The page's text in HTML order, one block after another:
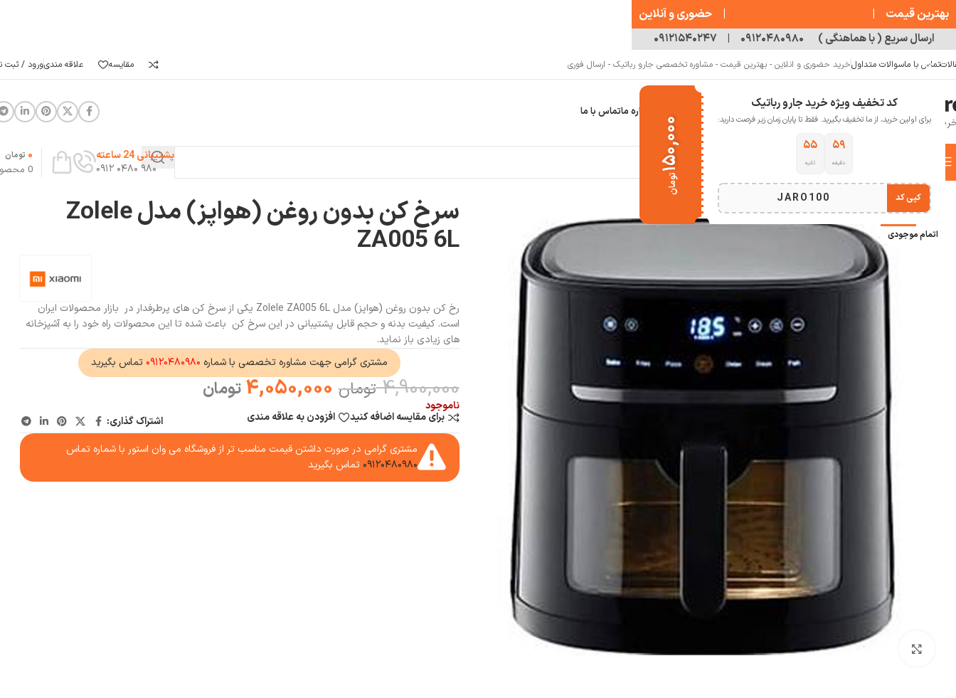
کد تخفیف ویژه خرید جارو رباتیک
برای اولین خرید، از ما تخفیف بگیرید. فقط تا پایان زمان زیر فرصت دارید:
۵۹
دقیقه
۵۴
ثانیه
JARO100 کپی کد
۱۵۰,۰۰۰
تومان
تماس با ماسوالات متداولخرید حضوری و انلاین - بهترین قیمت - مشاوره تخصصی جارو رباتیک - ارسال فوری مقایسه علاقه مندیورود / ثبت
خانه جارو رباتیک درباره ماتماس با ما
انتخاب دسته بندی
پشتیبانی 24 ساعته
۹۸۰ ۰۴۸۰ ۰۹۱۲
0
0 تومان
خانه لوازم پخت و پز هواپز و سرخ کن شیائومی سرخ کن بدون روغن (هواپز) مدل Zolele ZA005 6L
-17%
اتمام موجودی
بزرگنمایی تصویر
سرخ کن بدون روغن (هواپز) مدل Zolele
ZA005 6L
رخ کن بدون روغن (هواپز) مدل Zolele ZA005 6L یکی از سرخ کن های پرطرفدار در بازار محصولات ایران
است. کیفیت بدنه و حجم قابل پشتیبانی در این سرخ کن باعث شده تا این محصولات راه خود را به آشپزخانه
های زیادی باز نماید.
مشتری گرامی جهت مشاوره تخصصی با شماره ۰۹۱۲۰۴۸۰۹۸۰ تماس بگیرید
4,900,000 تومان 4,050,000 تومان
ناموجود
برای مقایسه اضافه کنید افزودن به علاقه مندی
اشتراک گذاری:
مشتری گرامی در صورت داشتن قیمت مناسب تر از فروشگاه می وان استور با شماره تماس
۰۹۱۲۰۴۸۰۹۸۰ تماس بگیرید
بهترین قیمت |
| حضوری و آنلاین
ارسال سریع ( با هماهنگی ) ۰۹۱۲۰۴۸۰۹۸۰ | ۰۹۱۲۱۵۴۰۲۴۷